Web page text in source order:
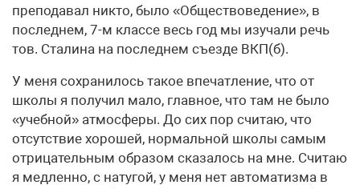
преподавал никто, было «Обществоведение», в
последнем, 7-м классе весь год мы изучали речь
тов. Сталина на последнем съезде ВКП(б).
У меня сохранилось такое впечатление, что от
школы я получил мало, главное, что там не было
«учебной» атмосферы. До сих пор считаю, что
отсутствие хорошей, нормальной школы самым
отрицательным образом сказалось на мне. Считаю
я медленно, с натугой, у меня нет автоматизма в